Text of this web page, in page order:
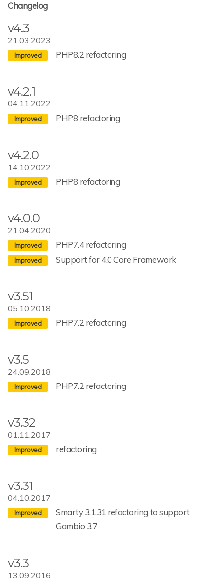
Changelog
v4.3
21.03.2023
PHP8.2 refactoring
v4.2.1
04.11.2022
PHP8 refactoring
v4.2.0
14.10.2022
PHP8 refactoring
v4.0.0
21.04.2020
PHP7.4 refactoring
Support for 4.0 Core Framework
v3.51
05.10.2018
PHP7.2 refactoring
v3.5
24.09.2018
PHP7.2 refactoring
v3.32
01.11.2017
refactoring
v3.31
04.10.2017
Smarty 3.1.31 refactoring to support
Gambio 3.7
v3.3
13.09.2016